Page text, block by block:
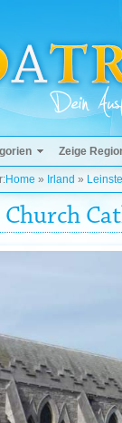
Zeige
Home » Irland »